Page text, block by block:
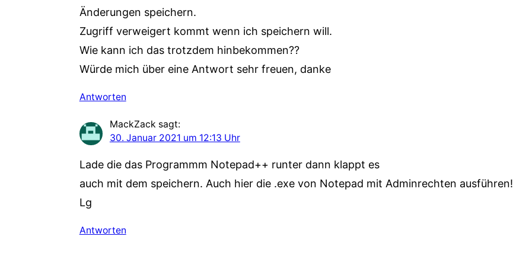
Änderungen speichern.
Zugriff verweigert kommt wenn ich speichern will.
Wie kann ich das trotzdem hinbekommen??
Würde mich über eine Antwort sehr freuen, danke
Antworten
MackZack sagt:
30. Januar 2021 um 12:13 Uhr
Lade die das Programmm Notepad++ runter dann klappt es
auch mit dem speichern. Auch hier die .exe von Notepad mit Adminrechten ausführen!
Lg
Antworten